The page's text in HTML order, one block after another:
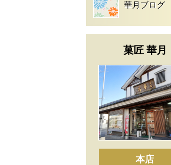
華月ブログ
菓匠 華月
本店